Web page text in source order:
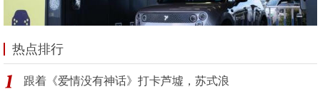
热点排行
跟着《爱情没有神话》打卡芦墟，苏式浪